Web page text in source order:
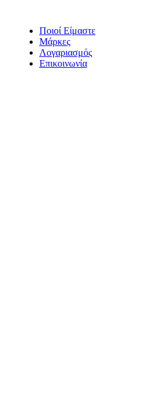
Ποιοί Είμαστε
Μάρκες
Λογαριασμός
Επικοινωνία